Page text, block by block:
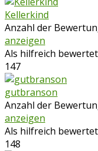
Kellerkind
Anzahl der
anzeigen
Als hilfreich
147
gutbranson
Anzahl der
anzeigen
Als hilfreich
148